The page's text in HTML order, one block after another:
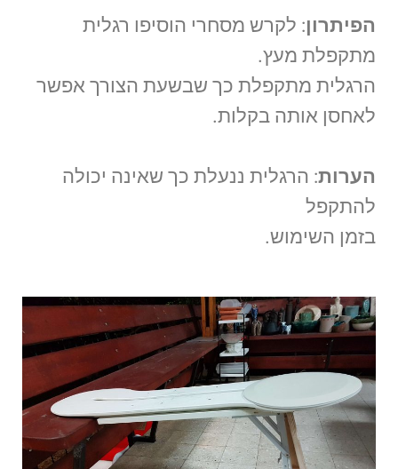
הפיתרון: לקרש מסחרי הוסיפו רגלית
מתקפלת מעץ.
הרגלית מתקפלת כך שבשעת הצורך אפשר
לאחסן אותה בקלות.
הערות: הרגלית ננעלת כך שאינה יכולה
להתקפל
בזמן השימוש.